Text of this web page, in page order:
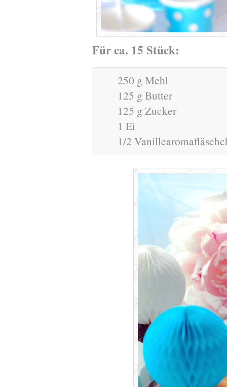
Für ca. 15 Stück:
250 g Mehl
125 g Butter
125 g Zucker
1 Ei
1/2